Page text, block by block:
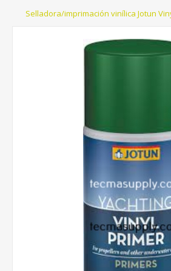
Selladora/imprimación vinílica Jotun